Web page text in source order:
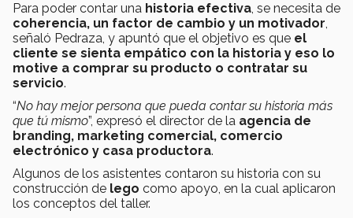
Para poder contar una historia efectiva, se necesita de
coherencia, un factor de cambio y un motivador,
señaló Pedraza, y apuntó que el objetivo es que el
cliente se sienta empático con la historia y eso lo
motive a comprar su producto o contratar su
servicio.
“No hay mejor persona que pueda contar su historia más
que tú mismo”, expresó el director de la agencia de
branding, marketing comercial, comercio
electrónico y casa productora.
Algunos de los asistentes contaron su historia con su
construcción de lego como apoyo, en la cual aplicaron
los conceptos del taller.